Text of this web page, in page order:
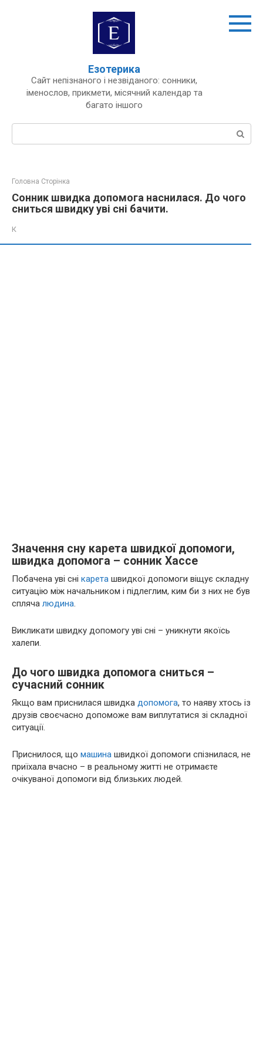
Езотерика
Сайт непізнаного і незвіданого: сонники,
іменослов, прикмети, місячний календар та
багато іншого
Пошук:
Головна Сторінка
Сонник швидка допомога наснилася. До чого
сниться швидку уві сні бачити.
К
Значення сну карета швидкої допомоги,
швидка допомога – сонник Хассе
Побачена уві сні карета швидкої допомоги віщує складну
ситуацію між начальником і підлеглим, ким би з них не був
спляча людина.
Викликати швидку допомогу уві сні – уникнути якоїсь
халепи.
До чого швидка допомога сниться –
сучасний сонник
Якщо вам приснилася швидка допомога, то наяву хтось із
друзів своєчасно допоможе вам виплутатися зі складної
ситуації.
Приснилося, що машина швидкої допомоги спізнилася, не
приїхала вчасно – в реальному житті не отримаєте
очікуваної допомоги від близьких людей.